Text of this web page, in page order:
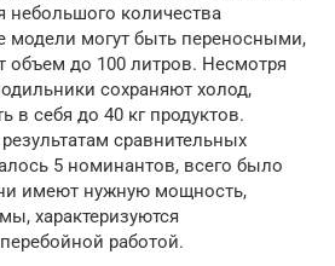
небольшого количества
модели могут быть переносными,
до 100 литров. Несмотря
сохраняют холод,
в себя до 40 кг продуктов.
сравнительных
5 номинантов, всего было
имеют нужную мощность,
характеризуются
работой.